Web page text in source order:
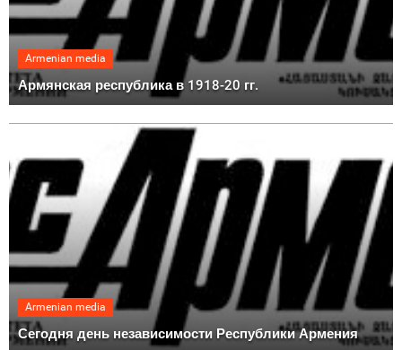
Armenian media
Армянская республика в 1918-20 гг.
Armenian media
Сегодня день независимости Республики Армения